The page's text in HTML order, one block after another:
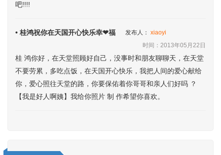
吧!!!!
• 桂鸿祝你在天国开心快乐幸❤福 发布人： xiaoyi
时间：2013年05月22日
桂 鸿你好，在天堂照顾好自己，没事时和朋友聊聊天，在天堂
不要劳累，多吃点饭，在天国开心快乐，我把人间的爱心献给
你，爱心照往天堂的路，你要保佑着你哥哥和亲人们好吗 ？
【我是好人啊姨】我给你照片 制 作希望你喜欢。